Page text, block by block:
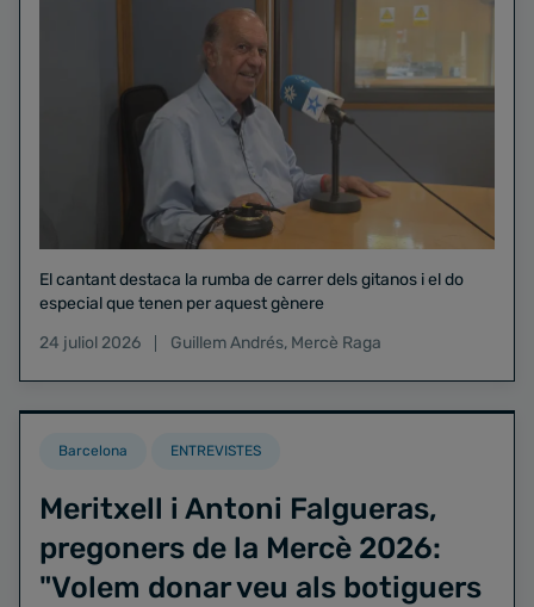
El cantant destaca la rumba de carrer dels gitanos i el do
especial que tenen per aquest gènere
24 juliol 2026
Guillem Andrés, Mercè Raga
Barcelona ENTREVISTES
Meritxell i Antoni Falgueras,
pregoners de la Mercè 2026:
"Volem donar veu als botiguers